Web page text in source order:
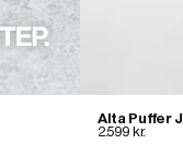
Alta Puffer
2.599 kr.